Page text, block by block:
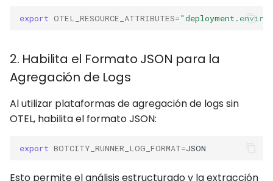
export OTEL_RESOURCE_ATTRIBUTES=
2. Habilita el Formato JSON para la
Agregación de Logs
Al utilizar plataformas de agregación de logs sin
OTEL, habilita el formato JSON:
export BOTCITY_RUNNER_LOG_FORMAT=
Esto permite el análisis estructurado y la extracción